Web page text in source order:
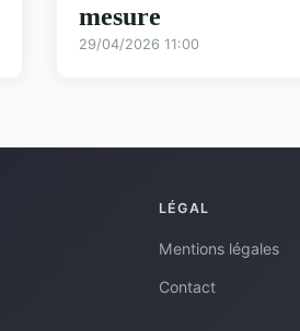
mesure
29/04/2026 11:00
LÉGAL
Mentions légales
Contact